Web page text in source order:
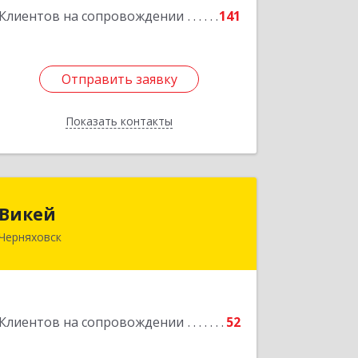
Клиентов на сопровождении 141
Отправить заявку
Показать контакты
Подробнее
Отправить заявку
Назад
Викей
Клиентов на сопровождении 52
238150, Калининградская обл,
Подробнее